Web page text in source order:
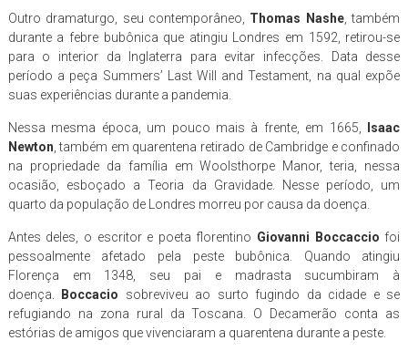
Outro dramaturgo, seu contemporâneo, Thomas Nashe, também
durante a febre bubônica que atingiu Londres em 1592, retirou-se
para o interior da Inglaterra para evitar infecções. Data desse
período a peça Summers’ Last Will and Testament, na qual expõe
suas experiências durante a pandemia.
Nessa mesma época, um pouco mais à frente, em 1665,
Isaac
Newton , também em quarentena retirado de Cambridge e confinado
na propriedade da família em Woolsthorpe Manor, teria, nessa
ocasião, esboçado a Teoria da Gravidade. Nesse período, um
quarto da população de Londres morreu por causa da doença.
Antes deles, o escritor e poeta florentino Giovanni Boccaccio foi
pessoalmente afetado pela peste bubônica. Quando atingiu
Florença em 1348, seu pai e madrasta sucumbiram à
doença.
Boccacio sobreviveu ao surto fugindo da cidade e se
refugiando na zona rural da Toscana. O Decamerão conta as
estórias de amigos que vivenciaram a quarentena durante a peste.